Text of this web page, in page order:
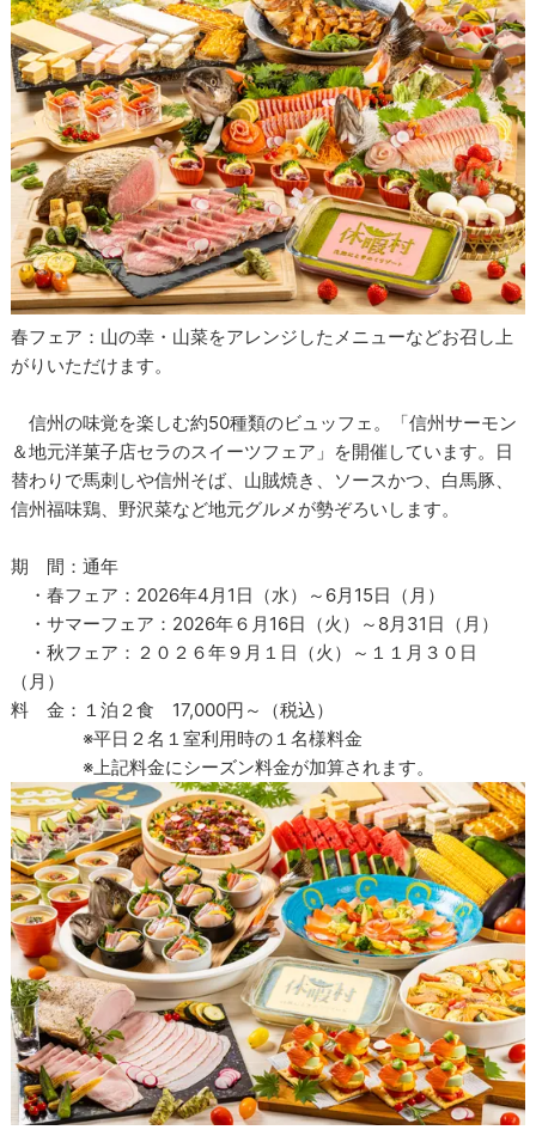
春フェア：山の幸・山菜をアレンジしたメニューなどお召し上
がりいただけます。
信州の味覚を楽しむ約50種類のビュッフェ。「信州サーモン
＆地元洋菓子店セラのスイーツフェア」を開催しています。日
替わりで馬刺しや信州そば、山賊焼き、ソースかつ、白馬豚、
信州福味鶏、野沢菜など地元グルメが勢ぞろいします。
期 間：通年
・春フェア：2026年4月1日（水）～6月15日（月）
・サマーフェア：2026年６月16日（火）～8月31日（月）
・秋フェア：２０２６年９月１日（火）～１１月３０日
（月）
料 金：１泊２食 17,000円～（税込）
※平日２名１室利用時の１名様料金
※上記料金にシーズン料金が加算されます。